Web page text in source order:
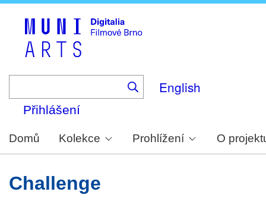
English
Přihlášení
Domů Kolekce Prohlížení O
Challenge